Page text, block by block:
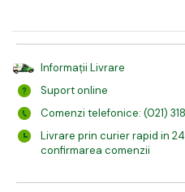
Informații Livrare
Suport online
Comenzi telefonice: (021) 318
Livrare prin curier rapid in
confirmarea comenzii